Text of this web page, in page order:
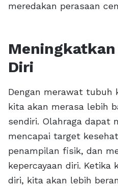
meredakan perasaan
Diri
Dengan merawat tubuh
kita akan merasa lebih
sendiri. Olahraga dapat
mencapai target
penampilan fisik, dan
kepercayaan diri. Ketika
diri, kita akan lebih